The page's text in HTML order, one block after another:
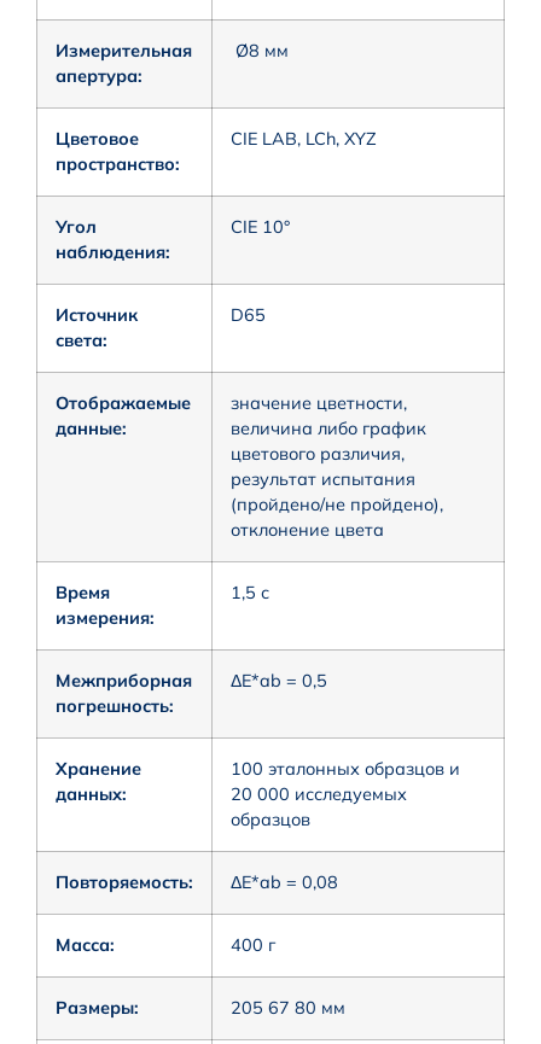
Измерительная
апертура:
Ø8 мм
Цветовое
пространство:
CIE LAB, LCh, XYZ
Угол
наблюдения:
CIE 10°
Источник
света:
D65
Отображаемые
данные:
значение цветности,
величина либо график
цветового различия,
результат испытания
(пройдено/не пройдено),
отклонение цвета
Время
измерения:
1,5 с
Межприборная
погрешность:
ΔE*ab = 0,5
Хранение
данных:
100 эталонных образцов и
20 000 исследуемых
образцов
Повторяемость: ΔE*ab = 0,08
Масса: 400 г
Размеры: 205 67 80 мм